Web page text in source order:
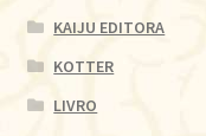
KAIJU EDITORA
KOTTER
LIVRO